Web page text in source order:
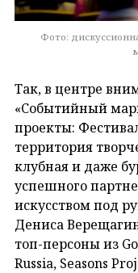
Фото:
Так, в центре
«Событийный
проекты:
территория
клубная и даже
успешного
искусством под
Дениса
топ-персоны из
Russia, Seasons